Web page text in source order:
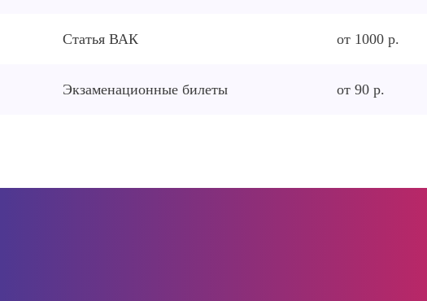
Статья ВАК от 1000 р.
Экзаменационные билеты от 90 р.